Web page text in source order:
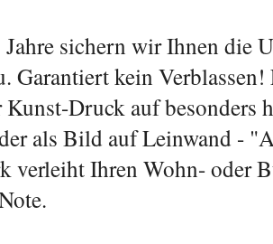
Jahre sichern wir Ihnen die
Garantiert kein Verblassen!
Druck auf besonders
als Bild auf Leinwand -
verleiht Ihren Wohn- oder